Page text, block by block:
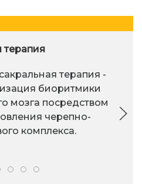
терапия
терапия -
биоритмики
мозга посредством
черепно-
комплекса.